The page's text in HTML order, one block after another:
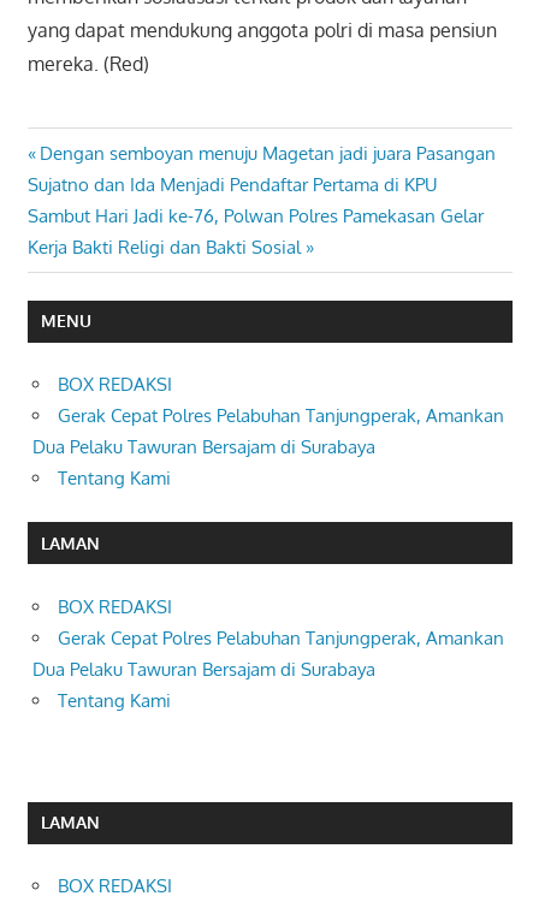
yang dapat mendukung anggota polri di masa pensiun
mereka. (Red)
Navigasi
pos
Previous
Post:
Dengan semboyan menuju Magetan jadi juara Pasangan
Sujatno dan Ida Menjadi Pendaftar Pertama di KPU
Next
Post:
Sambut Hari Jadi ke-76, Polwan Polres Pamekasan Gelar
Kerja Bakti Religi dan Bakti Sosial
MENU
BOX REDAKSI
Gerak Cepat Polres Pelabuhan Tanjungperak, Amankan
Dua Pelaku Tawuran Bersajam di Surabaya
Tentang Kami
LAMAN
BOX REDAKSI
Gerak Cepat Polres Pelabuhan Tanjungperak, Amankan
Dua Pelaku Tawuran Bersajam di Surabaya
Tentang Kami
LAMAN
BOX REDAKSI